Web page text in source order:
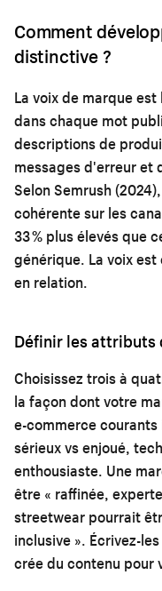
Comment
distinctive ?
La voix de marque
dans chaque mot
descriptions de
messages d'erreur et
Selon Semrush
cohérente sur les
33 % plus élevés que
générique. La voix
en relation.
Définir les attributs
Choisissez trois à
la façon dont votre
e-commerce
sérieux vs enjoué,
enthousiaste. Une
être « raffinée,
streetwear pourrait
inclusive ». Écrivez-
crée du contenu pour